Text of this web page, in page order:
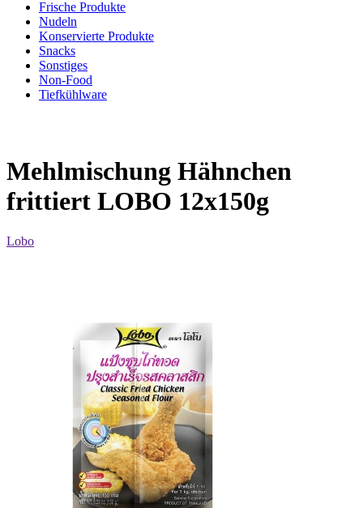
Frische Produkte
Nudeln
Konservierte Produkte
Snacks
Sonstiges
Non-Food
Tiefkühlware
Mehlmischung Hähnchen
frittiert LOBO 12x150g
Lobo